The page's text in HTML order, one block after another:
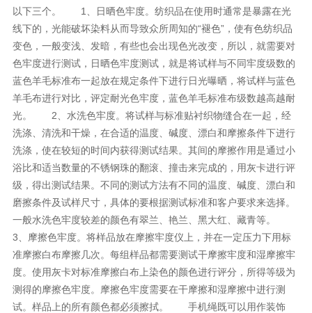
以下三个。 1、日晒色牢度。纺织品在使用时通常是暴露在光
线下的，光能破坏染料从而导致众所周知的“褪色”，使有色纺织品
变色，一般变浅、发暗，有些也会出现色光改变，所以，就需要对
色牢度进行测试，日晒色牢度测试，就是将试样与不同牢度级数的
蓝色羊毛标准布一起放在规定条件下进行日光曝晒，将试样与蓝色
羊毛布进行对比，评定耐光色牢度，蓝色羊毛标准布级数越高越耐
光。 2、水洗色牢度。将试样与标准贴衬织物缝合在一起，经
洗涤、清洗和干燥，在合适的温度、碱度、漂白和摩擦条件下进行
洗涤，使在较短的时间内获得测试结果。其间的摩擦作用是通过小
浴比和适当数量的不锈钢珠的翻滚、撞击来完成的，用灰卡进行评
级，得出测试结果。不同的测试方法有不同的温度、碱度、漂白和
磨擦条件及试样尺寸，具体的要根据测试标准和客户要求来选择。
一般水洗色牢度较差的颜色有翠兰、艳兰、黑大红、藏青等。
3、摩擦色牢度。将样品放在摩擦牢度仪上，并在一定压力下用标
准摩擦白布摩擦几次。每组样品都需要测试干摩擦牢度和湿摩擦牢
度。使用灰卡对标准摩擦白布上染色的颜色进行评分，所得等级为
测得的摩擦色牢度。摩擦色牢度需要在干摩擦和湿摩擦中进行测
试。样品上的所有颜色都必须擦拭。 手机绳既可以用作装饰